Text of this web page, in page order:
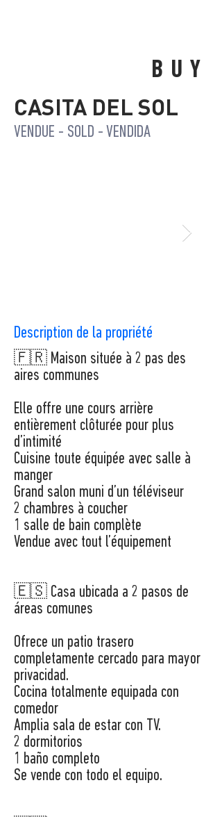
BUY
CASITA DEL SOL
VENDUE - SOLD - VENDIDA
Description de la propriété
🇫🇷 Maison située à 2 pas des
aires communes
Elle offre une cours arrière
entièrement clôturée pour plus
d’intimité
Cuisine toute équipée avec salle à
manger
Grand salon muni d’un téléviseur
2 chambres à coucher
1 salle de bain complète
Vendue avec tout l’équipement
🇪🇸 Casa ubicada a 2 pasos de
áreas comunes
Ofrece un patio trasero
completamente cercado para mayor
privacidad.
Cocina totalmente equipada con
comedor
Amplia sala de estar con TV.
2 dormitorios
1 baño completo
Se vende con todo el equipo.